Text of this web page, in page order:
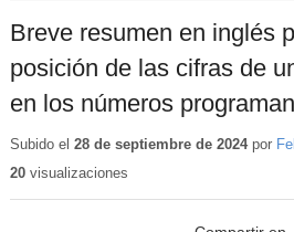
Breve resumen en inglés
posición de las cifras de
en los números
Subido el 28 de septiembre de 2024por
20visualizaciones